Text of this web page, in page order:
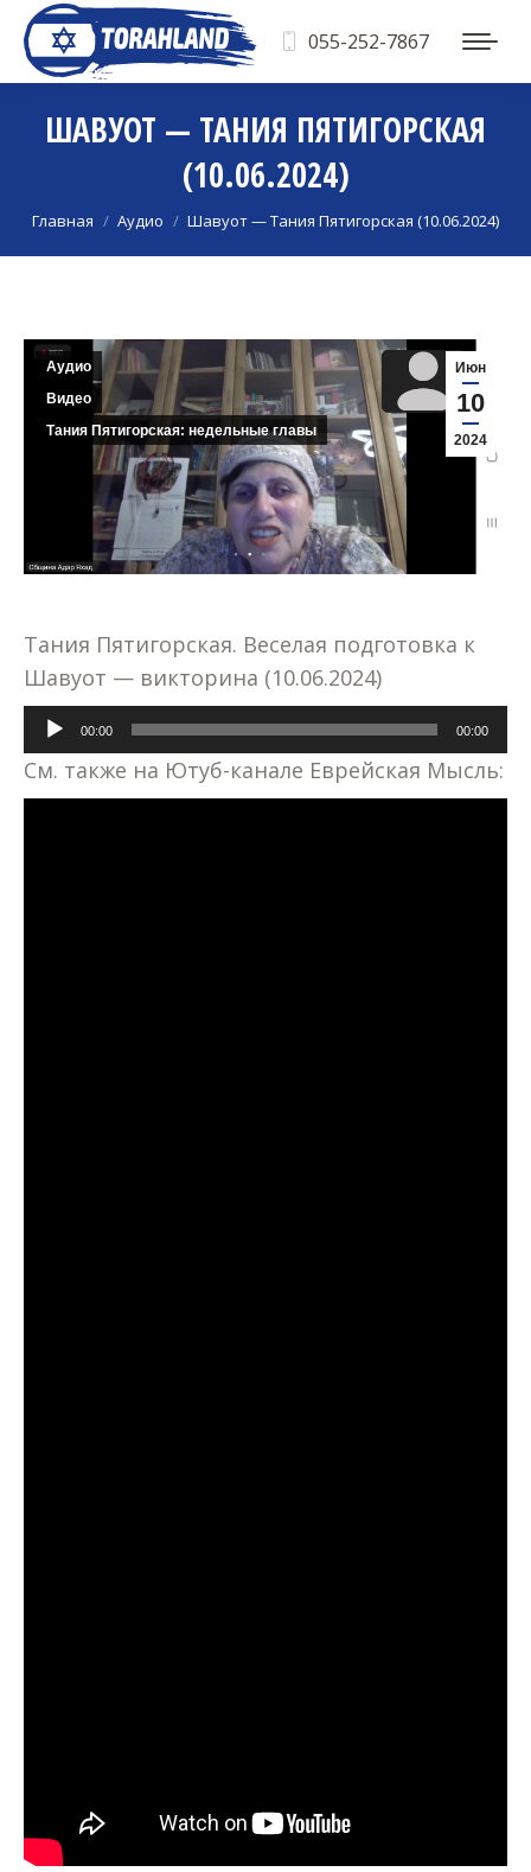
055-252-7867
ШАВУОТ — ТАНИЯ ПЯТИГОРСКАЯ
(10.06.2024)
Вы здесь:
Главная Аудио Шавуот — Тания Пятигорская (10.06.2024)
Июн
10
2024
Аудио
Видео
Тания Пятигорская: недельные главы
Тания Пятигорская. Веселая подготовка к
Шавуот — викторина (10.06.2024)
Аудиоплеер
00:00 00:00
См. также на Ютуб-канале Еврейская Мысль: